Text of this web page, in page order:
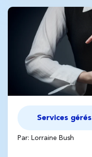
Services gérés
Par: Lorraine Bush